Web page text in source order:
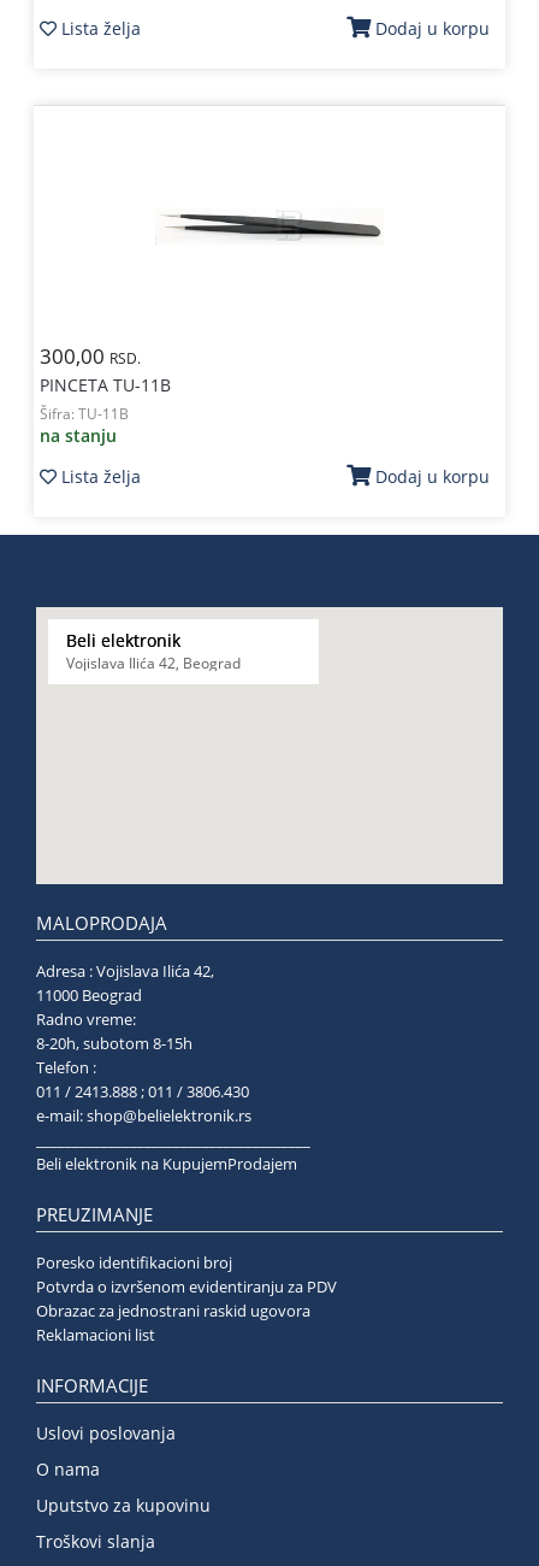
Lista želja
Dodaj u korpu
300,00 RSD.
PINCETA TU-11B
Šifra: TU-11B
na stanju
Lista želja
Dodaj u korpu
Beli elektronik
Vojislava Ilića 42, Beograd
MALOPRODAJA
Adresa : Vojislava Ilića 42,
11000 Beograd
Radno vreme:
8-20h, subotom 8-15h
Telefon :
011 / 2413.888 ; 011 / 3806.430
e-mail:shop@belielektronik.rs
Beli elektronik na KupujemProdajem
PREUZIMANJE
Poresko identifikacioni broj
Potvrda o izvršenom evidentiranju za PDV
Obrazac za jednostrani raskid ugovora
Reklamacioni list
INFORMACIJE
Uslovi poslovanja
O nama
Uputstvo za kupovinu
Troškovi slanja